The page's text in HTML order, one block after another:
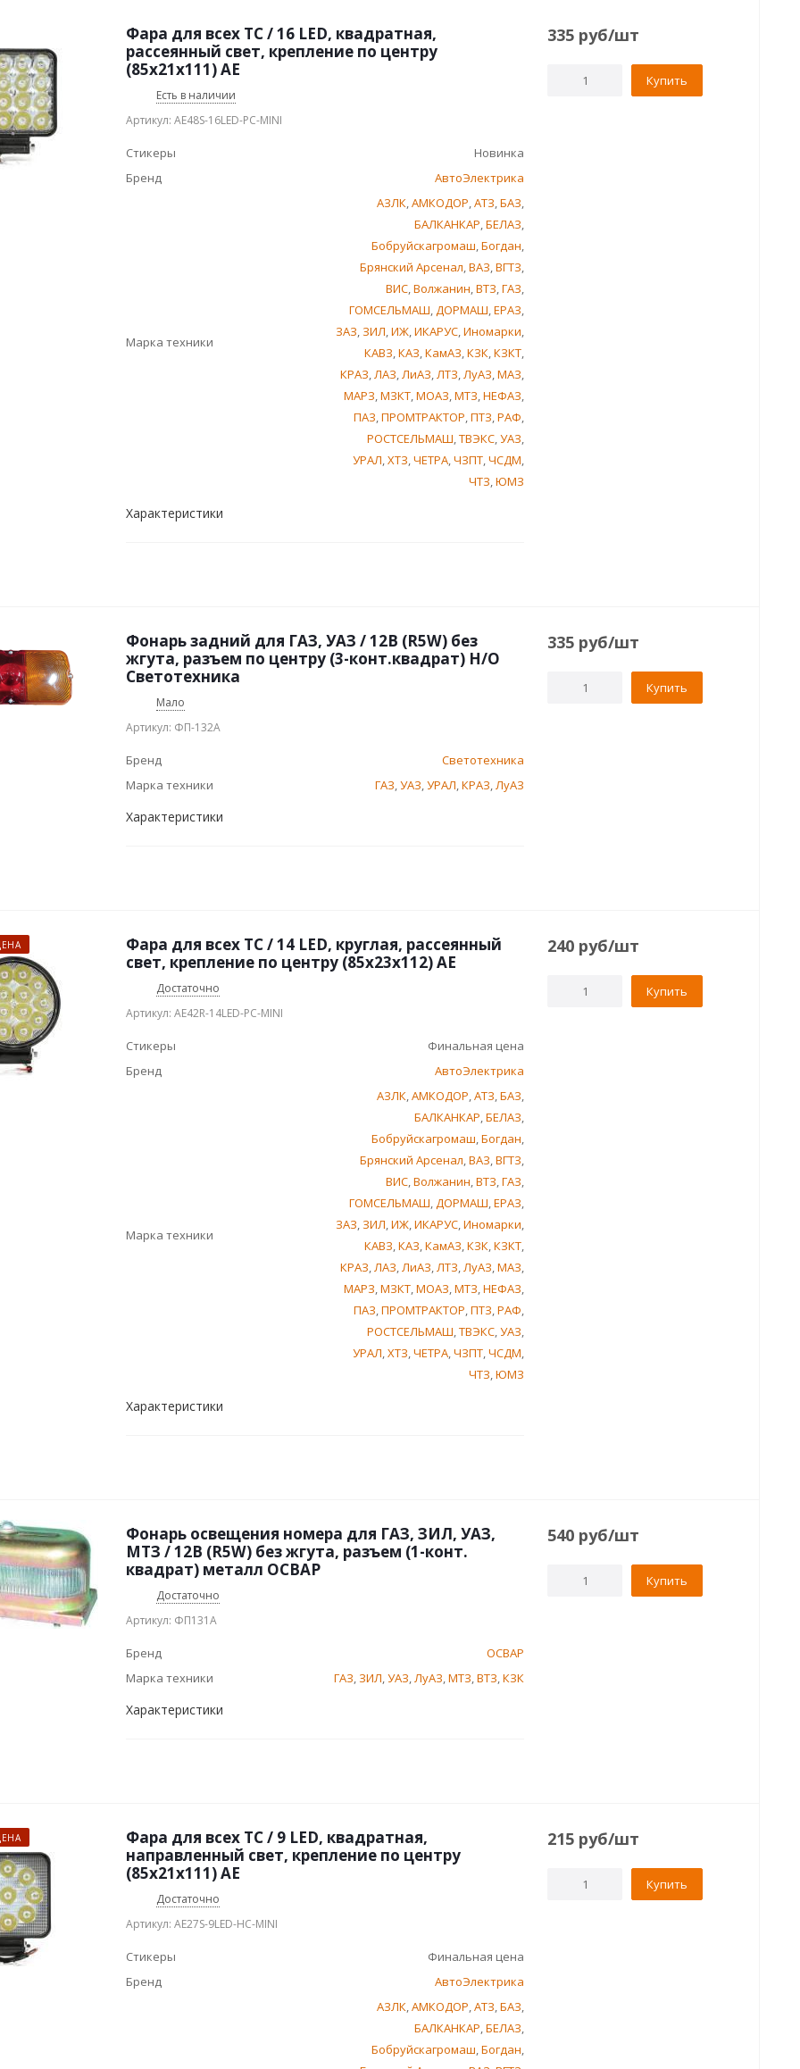
Фара для всех ТС / 16 LED, квадратная,
рассеянный свет, крепление по центру
(85х21х111) AE
Есть в наличии
Артикул: AE48S-16LED-PC-MINI
Стикеры
Новинка
Бренд
АвтоЭлектрика
Марка техники
АЗЛК,АМКОДОР,АТЗ,БАЗ,
БАЛКАНКАР,БЕЛАЗ,
Бобруйскагромаш,Богдан,
Брянский Арсенал,ВАЗ,ВГТЗ,
ВИС,Волжанин,ВТЗ,ГАЗ,
ГОМСЕЛЬМАШ,ДОРМАШ,ЕРАЗ,
ЗАЗ, ЗИЛ,ИЖ,ИКАРУС,Иномарки,
КАВЗ,КАЗ,КамАЗ,КЗК,КЗКТ,
КРАЗ,ЛАЗ,ЛиАЗ,ЛТЗ,ЛуАЗ,МАЗ,
МАРЗ,МЗКТ,МОАЗ,МТЗ,НЕФАЗ,
ПАЗ,ПРОМТРАКТОР,ПТЗ,РАФ,
РОСТСЕЛЬМАШ,ТВЭКС,УАЗ,
УРАЛ,ХТЗ,ЧЕТРА,ЧЗПТ,ЧСДМ,
ЧТЗ,ЮМЗ
Характеристики
335 руб/шт
Купить
Фонарь задний для ГАЗ, УАЗ / 12В (R5W) без
жгута, разъем по центру (3-конт.квадрат) Н/О
Светотехника
Мало
Артикул: ФП-132А
Бренд
Светотехника
Марка техники
ГАЗ,УАЗ,УРАЛ,КРАЗ,ЛуАЗ
Характеристики
335 руб/шт
Купить
Фара для всех ТС / 14 LED, круглая, рассеянный
свет, крепление по центру (85х23х112) AE
Достаточно
Артикул: AE42R-14LED-PC-MINI
Стикеры
Финальная цена
Бренд
АвтоЭлектрика
Марка техники
АЗЛК,АМКОДОР,АТЗ,БАЗ,
БАЛКАНКАР,БЕЛАЗ,
Бобруйскагромаш,Богдан,
Брянский Арсенал,ВАЗ,ВГТЗ,
ВИС,Волжанин,ВТЗ,ГАЗ,
ГОМСЕЛЬМАШ,ДОРМАШ,ЕРАЗ,
ЗАЗ, ЗИЛ,ИЖ,ИКАРУС,Иномарки,
КАВЗ,КАЗ,КамАЗ,КЗК,КЗКТ,
КРАЗ,ЛАЗ,ЛиАЗ,ЛТЗ,ЛуАЗ,МАЗ,
МАРЗ,МЗКТ,МОАЗ,МТЗ,НЕФАЗ,
ПАЗ,ПРОМТРАКТОР,ПТЗ,РАФ,
РОСТСЕЛЬМАШ,ТВЭКС,УАЗ,
УРАЛ,ХТЗ,ЧЕТРА,ЧЗПТ,ЧСДМ,
ЧТЗ,ЮМЗ
Характеристики
240 руб/шт
Купить
Фонарь освещения номера для ГАЗ, ЗИЛ, УАЗ,
МТЗ / 12В (R5W) без жгута, разъем (1-конт.
квадрат) металл ОСВАР
Достаточно
Артикул: ФП131А
Бренд
ОСВАР
Марка техники
ГАЗ, ЗИЛ,УАЗ,ЛуАЗ,МТЗ,ВТЗ,КЗК
Характеристики
540 руб/шт
Купить
Фара для всех ТС / 9 LED, квадратная,
направленный свет, крепление по центру
(85х21х111) AE
Достаточно
Артикул: AE27S-9LED-HC-MINI
Стикеры
Финальная цена
Бренд
АвтоЭлектрика
АЗЛК,АМКОДОР,АТЗ,БАЗ,
БАЛКАНКАР,БЕЛАЗ,
Бобруйскагромаш,Богдан,
215 руб/шт
Купить